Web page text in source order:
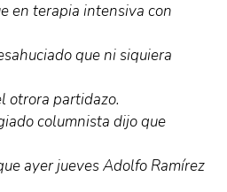
en terapia intensiva con
que ni siquiera
otrora partidazo.
columnista dijo que
ayer jueves Adolfo Ramírez